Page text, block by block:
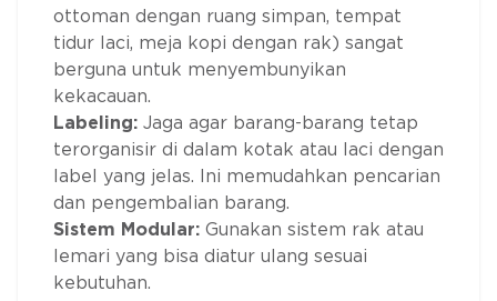
ottoman dengan ruang simpan, tempat
tidur laci, meja kopi dengan rak) sangat
berguna untuk menyembunyikan
kekacauan.
Labeling: Jaga agar barang-barang tetap
terorganisir di dalam kotak atau laci dengan
label yang jelas. Ini memudahkan pencarian
dan pengembalian barang.
Sistem Modular: Gunakan sistem rak atau
lemari yang bisa diatur ulang sesuai
kebutuhan.